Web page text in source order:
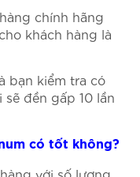
chính hãng
khách hàng là
bạn kiểm tra có
đền gấp 10 lần
có tốt không?
với số lượng